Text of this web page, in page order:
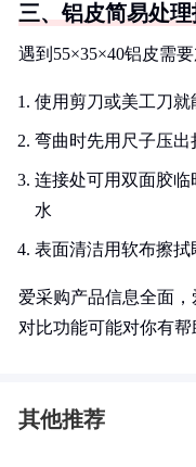
三、铝皮简易处
遇到55×35×40铝皮需
使用剪刀或美工刀就
弯曲时先用尺子压出
连接处可用双面胶
水
表面清洁用软布擦
爱采购产品信息全面
对比功能可能对你有
其他推荐